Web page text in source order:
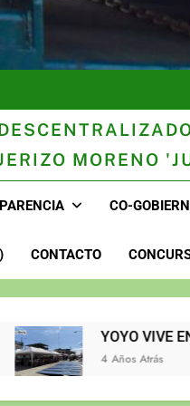
MORENO
CO-
CONTACTO
YOYO VIVE EN EL
4 Años Atrás